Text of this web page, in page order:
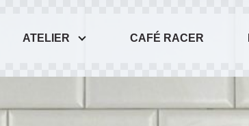
ATELIER CAFÉ RACER